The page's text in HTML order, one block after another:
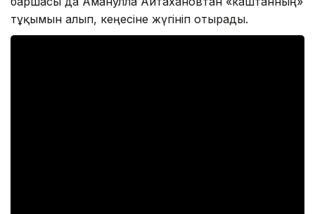
тұқымын алып, кеңесіне жүгініп отырады.